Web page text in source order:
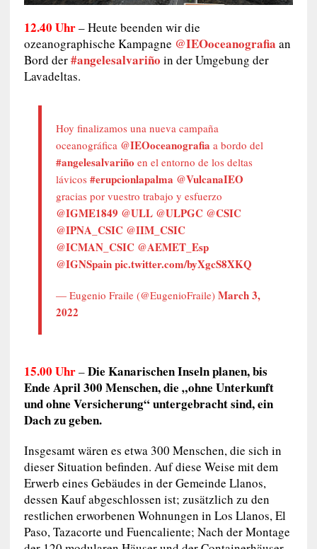
12.40 Uhr–Heute beenden wir die
ozeanographische Kampagne @IEOoceanografia an
Bord der#angelesalvariño in der Umgebung der
Lavadeltas.
Hoy finalizamos una nueva campaña
oceanográfica @IEOoceanografia a bordo del
#angelesalvariño en el entorno de los deltas
lávicos #erupcionlapalma @VulcanaIEO
gracias por vuestro trabajo y esfuerzo
@IGME1849 @ULL @ULPGC @CSIC
@IPNA_CSIC @IIM_CSIC
@ICMAN_CSIC @AEMET_Esp
@IGNSpain pic.twitter.com/byXgcS8XKQ
— Eugenio Fraile (@EugenioFraile) March 3,
2022
15.00 Uhr–Die Kanarischen Inseln planen, bis
Ende April 300 Menschen, die „ohne Unterkunft
und ohne Versicherung“ untergebracht sind, ein
Dach zu geben.
Insgesamt wären es etwa 300 Menschen, die sich in
dieser Situation befinden. Auf diese Weise mit dem
Erwerb eines Gebäudes in der Gemeinde Llanos,
dessen Kauf abgeschlossen ist; zusätzlich zu den
restlichen erworbenen Wohnungen in Los Llanos, El
Paso, Tazacorte und Fuencaliente; Nach der Montage